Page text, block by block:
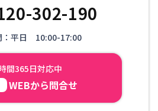
302-190
：平日 10:00-17:00
間365日対応中
WEBから問合せ